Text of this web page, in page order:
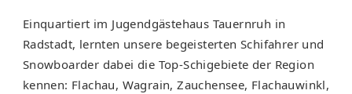
Einquartiert im Jugendgästehaus Tauernruh in
Radstadt, lernten unsere begeisterten Schifahrer und
Snowboarder dabei die Top-Schigebiete der Region
kennen: Flachau, Wagrain, Zauchensee, Flachauwinkl,